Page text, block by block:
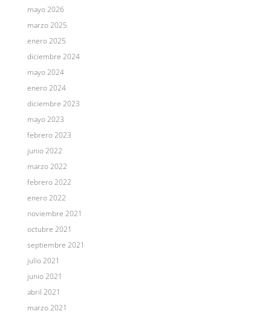
mayo 2026
marzo 2025
enero 2025
diciembre 2024
mayo 2024
enero 2024
diciembre 2023
mayo 2023
febrero 2023
junio 2022
marzo 2022
febrero 2022
enero 2022
noviembre 2021
octubre 2021
septiembre 2021
julio 2021
junio 2021
abril 2021
marzo 2021